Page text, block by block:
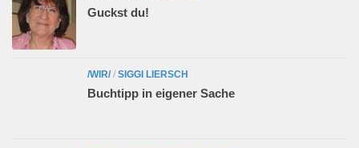
Guckst du!
/WIR/ / SIGGI LIERSCH
Buchtipp in eigener Sache